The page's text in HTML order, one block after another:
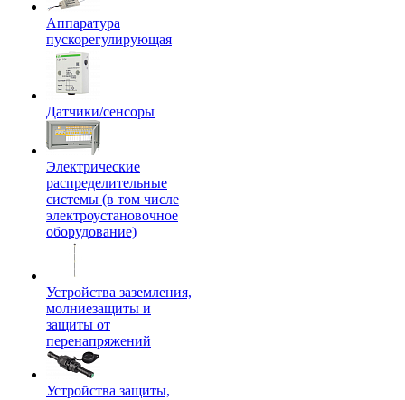
Аппаратура
пускорегулирующая
Датчики/сенсоры
Электрические
распределительные
системы (в том числе
электроустановочное
оборудование)
Устройства заземления,
молниезащиты и
защиты от
перенапряжений
Устройства защиты,